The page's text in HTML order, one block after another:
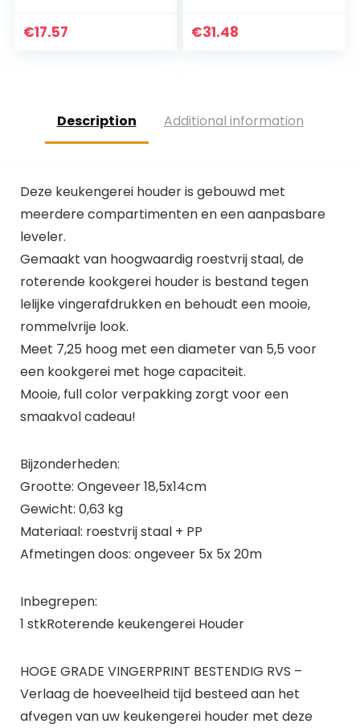
Houder Messenblok
€17.57
binnen handbereik
€31.48
Description Additional information
Deze keukengerei houder is gebouwd met
meerdere compartimenten en een aanpasbare
leveler.
Gemaakt van hoogwaardig roestvrij staal, de
roterende kookgerei houder is bestand tegen
lelijke vingerafdrukken en behoudt een mooie,
rommelvrije look.
Meet 7,25 hoog met een diameter van 5,5 voor
een kookgerei met hoge capaciteit.
Mooie, full color verpakking zorgt voor een
smaakvol cadeau!
Bijzonderheden:
Grootte: Ongeveer 18,5x14cm
Gewicht: 0,63 kg
Materiaal: roestvrij staal + PP
Afmetingen doos: ongeveer 5x 5x 20m
Inbegrepen:
1 stkRoterende keukengerei Houder
HOGE GRADE VINGERPRINT BESTENDIG RVS –
Verlaag de hoeveelheid tijd besteed aan het
afvegen van uw keukengerei houder met deze